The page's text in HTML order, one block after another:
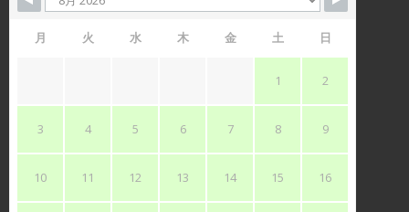
月 火 水 木 金 土 日
1 2
3 4 5 6 7 8 9
10 11 12 13 14 15 16